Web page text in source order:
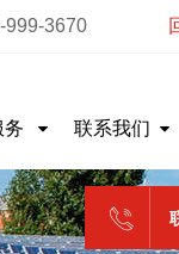
999-3670
务 联系我们